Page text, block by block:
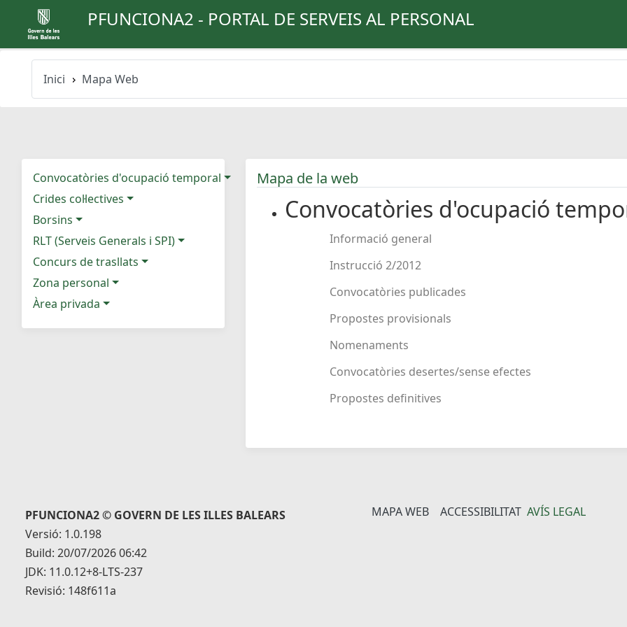
PFUNCIONA2 - PORTAL DE SERVEIS AL PERSONAL
Inici Mapa Web
Convocatòries d'ocupació temporal
Crides col·lectives
Borsins
RLT (Serveis Generals i SPI)
Concurs de trasllats
Zona personal
Àrea privada
Mapa de la web
Convocatòries d'ocupació
Informació general
Instrucció 2/2012
Convocatòries publicades
Propostes provisionals
Nomenaments
Convocatòries desertes/sense efectes
Propostes definitives
PFUNCIONA2 © GOVERN DE LES ILLES BALEARS
Versió: 1.0.198
Build: 20/07/2026 06:42
JDK: 11.0.12+8-LTS-237
Revisió: 148f611a
MAPA WEB ACCESSIBILITAT AVÍS LEGAL